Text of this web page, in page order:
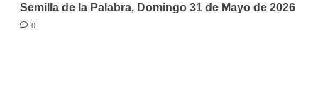
Semilla de la Palabra, Domingo 31 de Mayo de 2026
0